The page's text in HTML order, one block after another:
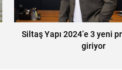
Siltaş Yapı 2024’e 3 yeni
giriyor